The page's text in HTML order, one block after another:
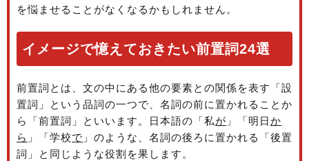
を悩ませることがなくなるかもしれません。
イメージで憶えておきたい前置詞24選
前置詞とは、文の中にある他の要素との関係を表す「設
置詞」という品詞の一つで、名詞の前に置かれることか
ら「前置詞」といいます。日本語の「私が 」「明日か
ら 」「学校で 」のような、名詞の後ろに置かれる「後置
詞」と同じような役割を果します。